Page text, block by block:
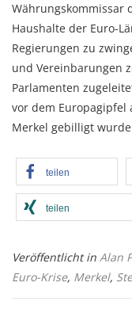
Währungskommissar
Haushalte der Euro-
Regierungen zu
und Vereinbarungen
Parlamenten
vor dem Europagipfel
Merkel gebilligt
teilen
teilen
Veröffentlicht in Alan
Euro-Krise, Merkel,